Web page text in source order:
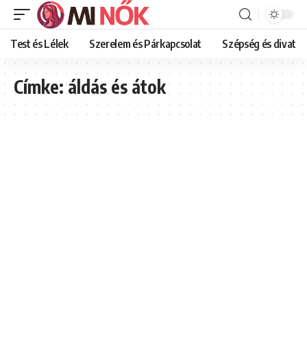
Test és Lélek Szerelem és Párkapcsolat Szépség és divat
Címke:áldás és átok